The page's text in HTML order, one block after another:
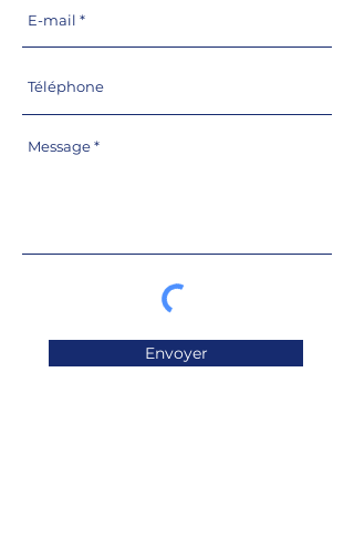
Envoyer